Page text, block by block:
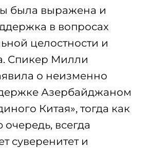
была выражена и
в вопросах
целостности и
Спикер Милли
о неизменно
Азербайджаном
Китая», тогда как
очередь, всегда
суверенитет и